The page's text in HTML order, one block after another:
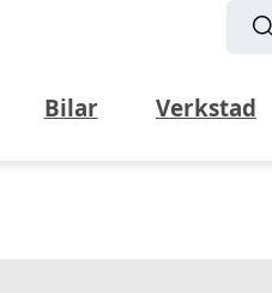
Bilar Verkstad